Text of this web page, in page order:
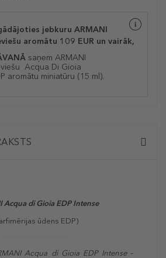
jebkuru ARMANI
aromātu 109 EUR un vairāk,
saņem ARMANI
Acqua Di Gioia
aromātu miniatūru (15 ml).
Acqua di Gioia EDP Intense
ūdens EDP)
Acqua di Gioia EDP Intense–